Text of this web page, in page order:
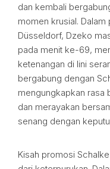
dan kembali
momen krusial.
Düsseldorf, Dzeko
pada menit ke-69,
ketenangan di lini
bergabung dengan
mengungkapkan rasa
dan merayakan
senang dengan
Kisah promosi